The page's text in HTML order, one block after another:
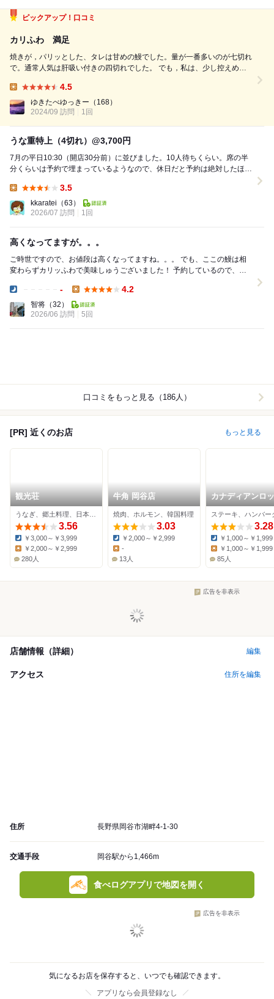
ピックアップ！口コミ
カリふわ 満足
焼きが，パリッとした、タレは甘めの鰻でした。量が一番多いのが七切れ
で。通常人気は肝吸い付きの四切れでした。 でも，私は、少し控えめに
です。 味は甘めですが，鰻が，香ばしく焼かれており，とても肉厚で，
申し分なく、美味しいです。 こ...
4.5
ゆきたべゆっきー （168）
2024/09 訪問
1回
うな重特上（4切れ）@3,700円
7月の平日10:30（開店30分前）に並びました。10人待ちくらい。席の半
分くらいは予約で埋まっているようなので、休日だと予約は絶対したほう
3.5
kkaratei （63）
2026/07 訪問
1回
高くなってますが。。。
ご時世ですので、お値段は高くなってますね。。。 でも、ここの鰻は相
変わらずカリッふわで美味しゅうございました！ 予約しているので、肝
- 4.2
智将 （32）
2026/06 訪問
5回
口コミをもっと見る（186人）
[PR] 近くのお店 もっと見る
観光荘
3.56
Dinner:
￥3,000～￥3,999
￥2,000～￥2,999
280人
牛角 岡谷店
焼肉、ホルモン、韓国料理
3.03
Dinner:
￥2,000～￥2,999
Lunch:
-
13人
カナディアンロ
諏訪湖畔店
3.28
Dinner:
￥1,000～￥1,999
Lunch:
￥1,000～￥1,999
85人
広告を非表示
店舗情報（詳細） 編集
アクセス 住所を編集
住所 長野県岡谷市湖畔4-1-30
交通手段 岡谷駅から1,466m
食べログアプリで地図を開く
広告を非表示
気になるお店を保存すると、いつでも確認できます。
アプリなら会員登録なし